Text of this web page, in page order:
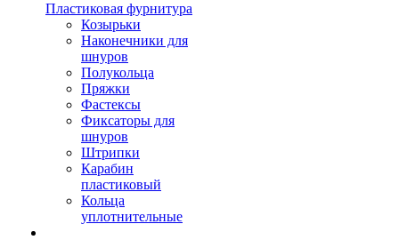
Пластиковая фурнитура
Козырьки
Наконечники для
шнуров
Полукольца
Пряжки
Фастексы
Фиксаторы для
шнуров
Штрипки
Карабин
пластиковый
Кольца
уплотнительные